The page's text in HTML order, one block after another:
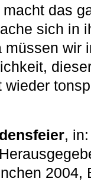
das
sich in
wir
,
2004,